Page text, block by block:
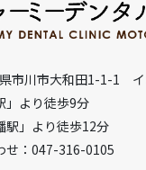
市川市大和田1-1-1 イ
」より徒歩9分
駅」より徒歩12分
せ：047-316-0105